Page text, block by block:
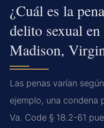
¿Cuál es la
delito sexual
Madison,
Las penas varían
ejemplo, una condena
Va. Code § 18.2-61